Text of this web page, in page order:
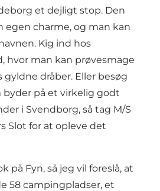
et dejligt stop. Den
egen charme, og man kan
Kig ind hos
, hvor man kan prøvesmage
gyldne dråber. Eller besøg
byder på et virkelig godt
i Svendborg, så tag M/S
Slot for at opleve det
på Fyn, så jeg vil foreslå, at
58 campingpladser, et